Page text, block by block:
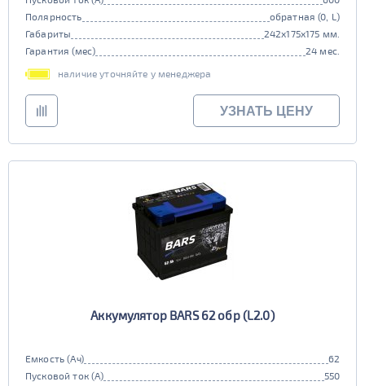
Полярность
обратная (0, L)
Габариты
242x175x175 мм.
Гарантия (мес)
24 мес.
наличие уточняйте у менеджера
УЗНАТЬ ЦЕНУ
Аккумулятор BARS 62 обр (L2.0)
Емкость (Ач)
62
Пусковой ток (А)
550